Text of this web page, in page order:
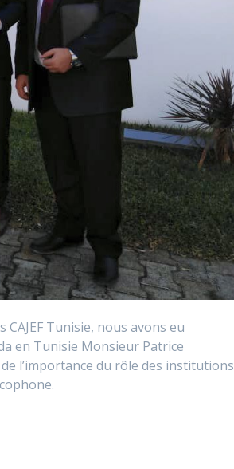
Tunisie, nous avons eu
en Tunisie Monsieur Patrice
l’importance du rôle des institutions